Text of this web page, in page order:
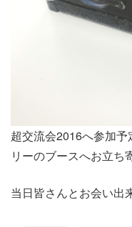
超交流会2016へ参加
リーのブースへお立ち
当日皆さんとお会い出